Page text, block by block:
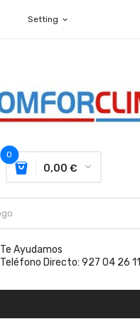
Setting expand_more
0
0,00 €
Te Ayudamos
Teléfono Directo: 927 04 26 11